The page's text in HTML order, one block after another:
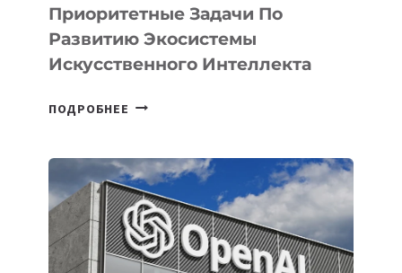
Приоритетные Задачи По
Развитию Экосистемы
Искусственного Интеллекта
ПОДРОБНЕЕ
ПРИОРИТЕТНЫЕ
ЗАДАЧИ
ПО
РАЗВИТИЮ
ЭКОСИСТЕМЫ